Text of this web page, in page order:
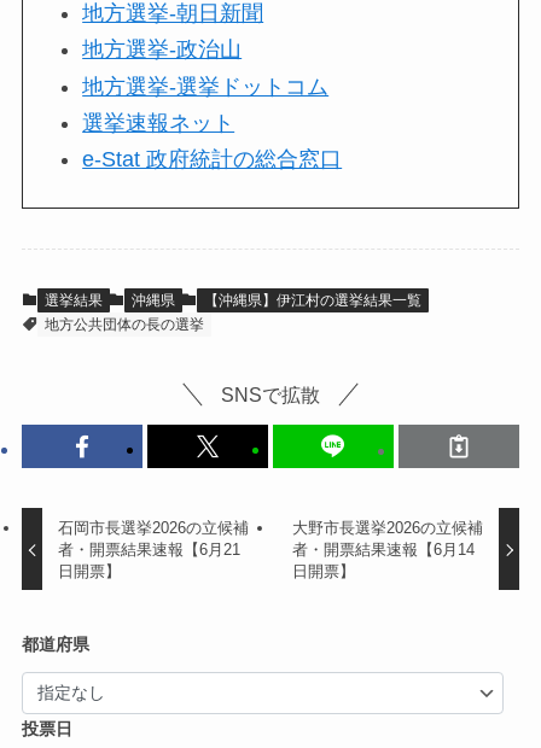
地方選挙-朝日新聞
地方選挙-政治山
地方選挙-選挙ドットコム
選挙速報ネット
e-Stat 政府統計の総合窓口
選挙結果 沖縄県
【沖縄県】伊江村の選挙結果一覧
地方公共団体の長の選挙
SNSで拡散
石岡市長選挙2026の立候補
者・開票結果速報【6月21
日開票】
大野市長選挙2026の立候補
者・開票結果速報【6月14
日開票】
都道府県
投票日